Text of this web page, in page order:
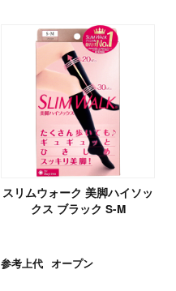
スリムウォーク 美脚ハイソッ
クス ブラック S-M
参考上代 オープン